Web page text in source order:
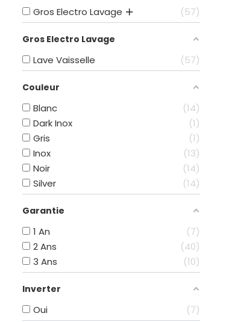
Gros Electro Lavage 57
Gros Electro Lavage
Lave Vaisselle 57
Couleur
Blanc
14
Dark Inox
1
Gris
1
Inox
13
Noir
14
Silver
14
Garantie
1 An
7
2 Ans
40
3 Ans
10
Inverter
Oui 7